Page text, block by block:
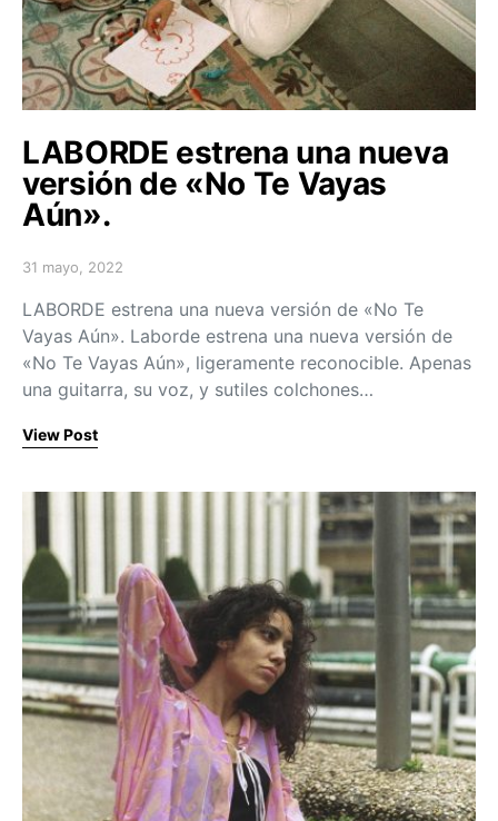
LABORDE estrena una nueva
versión de «No Te Vayas
Aún».
Posted on
31 mayo, 2022
LABORDE estrena una nueva versión de «No Te
Vayas Aún». Laborde estrena una nueva versión de
«No Te Vayas Aún», ligeramente reconocible. Apenas
una guitarra, su voz, y sutiles colchones…
View Post